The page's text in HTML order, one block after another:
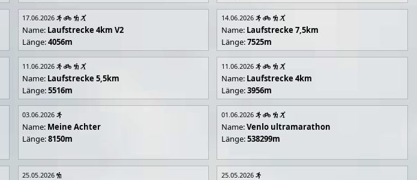
17.06.2026
Name: Laufstrecke 4km V2
Länge:4056m
14.06.2026
Name: Laufstrecke 7,5km
Länge:7525m
11.06.2026
Name: Laufstrecke 5,5km
Länge:5516m
11.06.2026
Name: Laufstrecke 4km
Länge:3956m
03.06.2026
Name: Meine Achter
Länge:8150m
01.06.2026
Name:Venlo ultramarathon
Länge:538299m
25.05.2026 25.05.2026